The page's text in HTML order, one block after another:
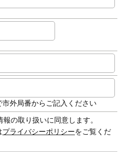
外局番からご記入ください
報の取り扱いに同意します。
プライバシーポリシーをご覧くだ